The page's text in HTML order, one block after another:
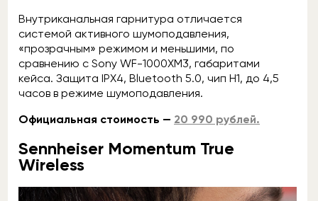
Внутриканальная гарнитура отличается
системой активного шумоподавления,
«прозрачным» режимом и меньшими, по
сравнению с Sony WF-1000XM3, габаритами
кейса. Защита IPX4, Bluetooth 5.0, чип H1, до 4,5
часов в режиме шумоподавления.
Официальная стоимость — 20 990 рублей.
Sennheiser Momentum True
Wireless